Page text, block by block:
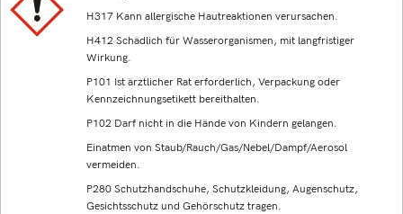
H317 Kann allergische Hautreaktionen verursachen.
H412 Schädlich für Wasserorganismen, mit langfristiger
Wirkung.
P101 Ist ärztlicher Rat erforderlich, Verpackung oder
Kennzeichnungsetikett bereithalten.
P102 Darf nicht in die Hände von Kindern gelangen.
Einatmen von Staub/Rauch/Gas/Nebel/Dampf/Aerosol
vermeiden.
P280 Schutzhandschuhe, Schutzkleidung, Augenschutz,
Gesichtsschutz und Gehörschutz tragen.